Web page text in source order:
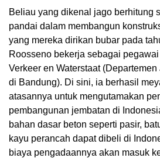
Beliau yang dikenal jago berhitung
pandai dalam membangun
yang mereka dirikan bubar pada
Roosseno bekerja sebagai
Verkeer en Waterstaat
di Bandung). Di sini, ia berhasil
atasannya untuk mengutamakan
pembangunan jembatan di
bahan dasar beton seperti pasir,
kayu perancah dapat dibeli di
biaya pengadaannya akan masuk